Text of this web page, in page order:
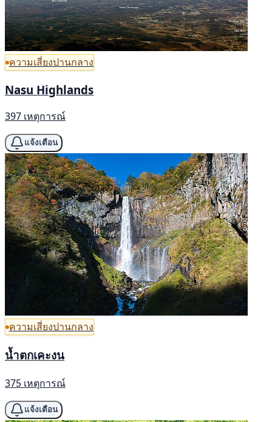
ความเสี่ยงปานกลาง
Nasu Highlands
397 เหตุการณ์
แจ้งเตือน
ความเสี่ยงปานกลาง
น้ำตกเคะงน
375 เหตุการณ์
แจ้งเตือน